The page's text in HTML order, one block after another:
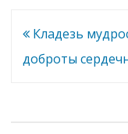
Навигация
по
Кладезь
доброты